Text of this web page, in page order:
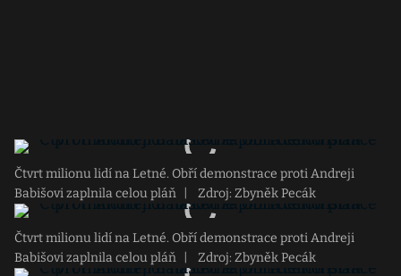
Čtvrt milionu lidí na Letné. Obří demonstrace proti Andreji
Babišovi zaplnila celou pláň
Zdroj: Zbyněk Pecák
Čtvrt milionu lidí na Letné. Obří demonstrace proti Andreji
Babišovi zaplnila celou pláň
Zdroj: Zbyněk Pecák